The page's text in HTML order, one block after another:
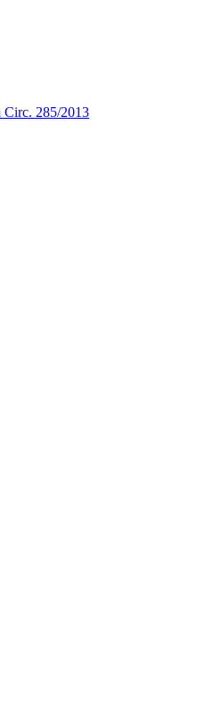
Circ. 285/2013